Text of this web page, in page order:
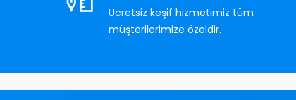
Ücretsiz keşif hizmetimiz tüm
müşterilerimize özeldir.